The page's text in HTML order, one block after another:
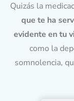
Quizás la
que te ha
evidente en tu
como la
somnolencia,